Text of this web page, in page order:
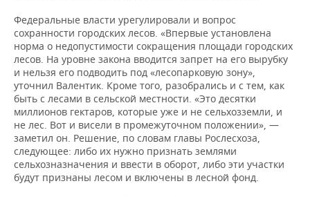
Федеральные власти урегулировали и вопрос
сохранности городских лесов. «Впервые установлена
норма о недопустимости сокращения площади городских
лесов. На уровне закона вводится запрет на его вырубку
и нельзя его подводить под «лесопарковую зону»,
уточнил Валентик. Кроме того, разобрались и с тем, как
быть с лесами в сельской местности. «Это десятки
миллионов гектаров, которые уже и не сельхозземли, и
не лес. Вот и висели в промежуточном положении», —
заметил он. Решение, по словам главы Рослесхоза,
следующее: либо их нужно признать землями
сельхозназначения и ввести в оборот, либо эти участки
будут признаны лесом и включены в лесной фонд.